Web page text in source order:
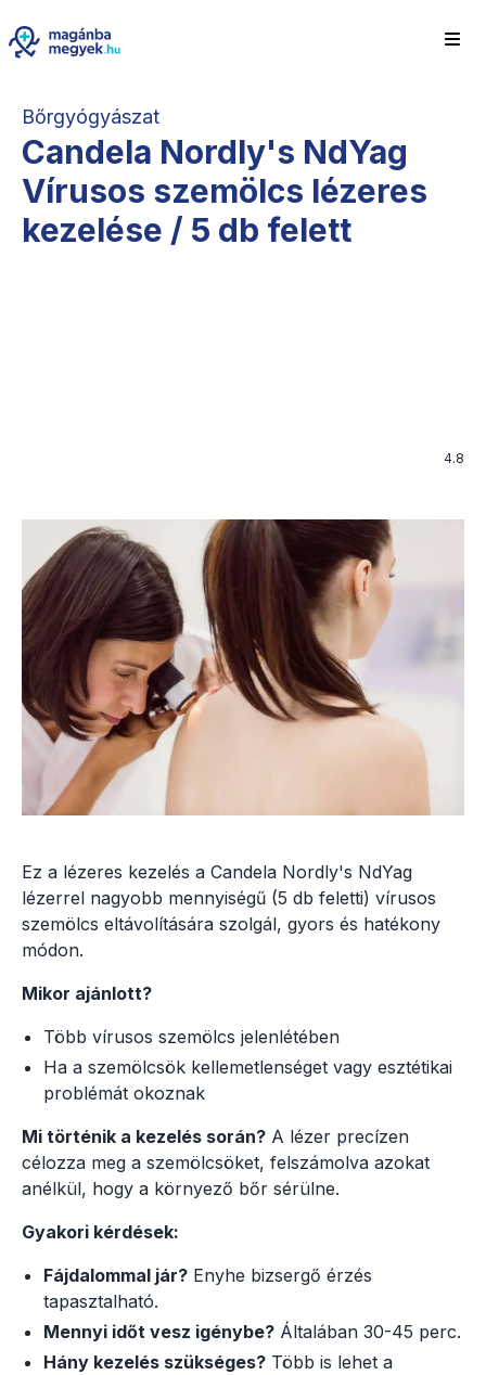
Bőrgyógyászat
Candela Nordly's NdYag
Vírusos szemölcs lézeres
kezelése / 5 db felett
4.8
Ez a lézeres kezelés a Candela Nordly's NdYag
lézerrel nagyobb mennyiségű (5 db feletti) vírusos
szemölcs eltávolítására szolgál, gyors és hatékony
módon.
Mikor ajánlott?
Több vírusos szemölcs jelenlétében
Ha a szemölcsök kellemetlenséget vagy esztétikai
problémát okoznak
Mi történik a kezelés során? A lézer precízen
célozza meg a szemölcsöket, felszámolva azokat
anélkül, hogy a környező bőr sérülne.
Gyakori kérdések:
Fájdalommal jár? Enyhe bizsergő érzés
tapasztalható.
Mennyi időt vesz igénybe? Általában 30-45 perc.
Hány kezelés szükséges? Több is lehet a